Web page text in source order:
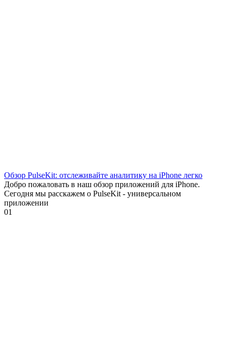
Обзор PulseKit: отслеживайте аналитику на iPhone легко
Добро пожаловать в наш обзор приложений для iPhone.
Сегодня мы расскажем о PulseKit - универсальном
приложении
01